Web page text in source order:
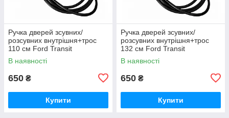
Ручка дверей зсувних/
розсувних внутрішня+трос
110 см Ford Transit
2.0/2.2/2.4 TDCI дизель Форд
Транзіт 2000-2013,
В наявності
650 ₴
Купити
Ручка дверей зсувних/
розсувних внутрішня+трос
132 см Ford Transit
2.0/2.2/2.4 TDCI дизель Форд
Транзіт 2000-2013,
В наявності
650 ₴
Купити